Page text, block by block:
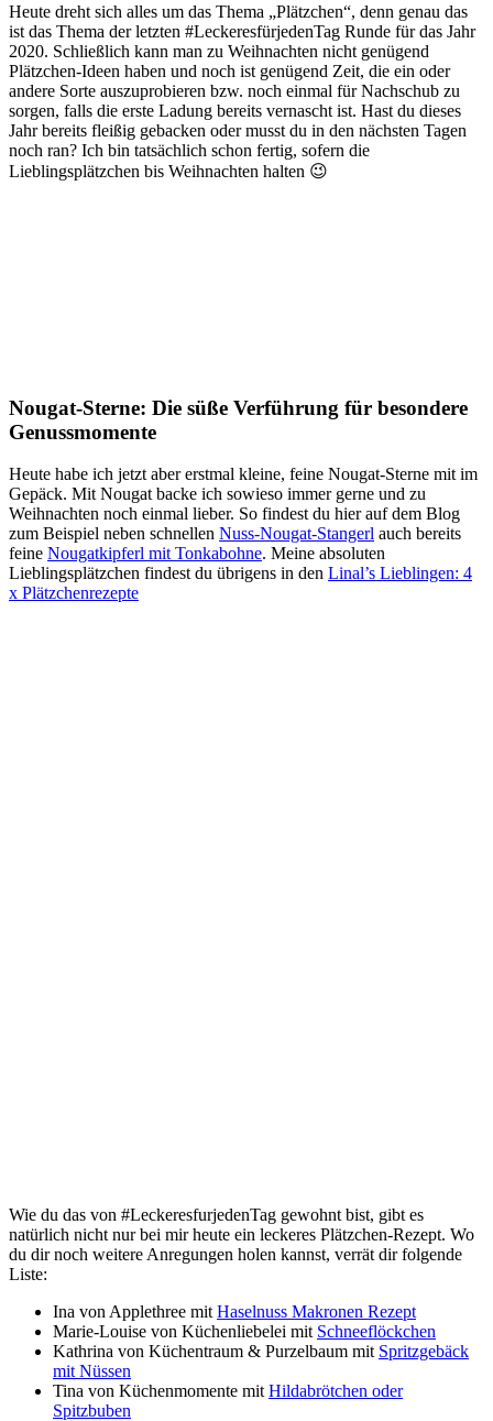
Heute dreht sich alles um das Thema „Plätzchen“, denn genau das
ist das Thema der letzten #LeckeresfürjedenTag Runde für das Jahr
2020. Schließlich kann man zu Weihnachten nicht genügend
Plätzchen-Ideen haben und noch ist genügend Zeit, die ein oder
andere Sorte auszuprobieren bzw. noch einmal für Nachschub zu
sorgen, falls die erste Ladung bereits vernascht ist. Hast du dieses
Jahr bereits fleißig gebacken oder musst du in den nächsten Tagen
noch ran? Ich bin tatsächlich schon fertig, sofern die
Lieblingsplätzchen bis Weihnachten halten 😉
Nougat-Sterne: Die süße Verführung für besondere
Genussmomente
Heute habe ich jetzt aber erstmal kleine, feine Nougat-Sterne mit im
Gepäck. Mit Nougat backe ich sowieso immer gerne und zu
Weihnachten noch einmal lieber. So findest du hier auf dem Blog
zum Beispiel neben schnellen Nuss-Nougat-Stangerl auch bereits
feine Nougatkipferl mit Tonkabohne. Meine absoluten
Lieblingsplätzchen findest du übrigens in den Linal’s Lieblingen: 4
x Plätzchenrezepte
Wie du das von #LeckeresfurjedenTag gewohnt bist, gibt es
natürlich nicht nur bei mir heute ein leckeres Plätzchen-Rezept. Wo
du dir noch weitere Anregungen holen kannst, verrät dir folgende
Liste:
Ina von Applethree mit Haselnuss Makronen Rezept
Marie-Louise von Küchenliebelei mit Schneeflöckchen
Kathrina von Küchentraum & Purzelbaum mit Spritzgebäck
mit Nüssen
Tina von Küchenmomente mit Hildabrötchen oder
Spitzbuben